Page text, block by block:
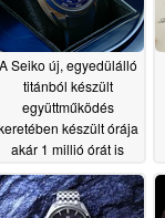
A Seiko új, egyedülálló
titánból készült
együttműködés
készült órája
akár 1 millió órát is
07/03/2026